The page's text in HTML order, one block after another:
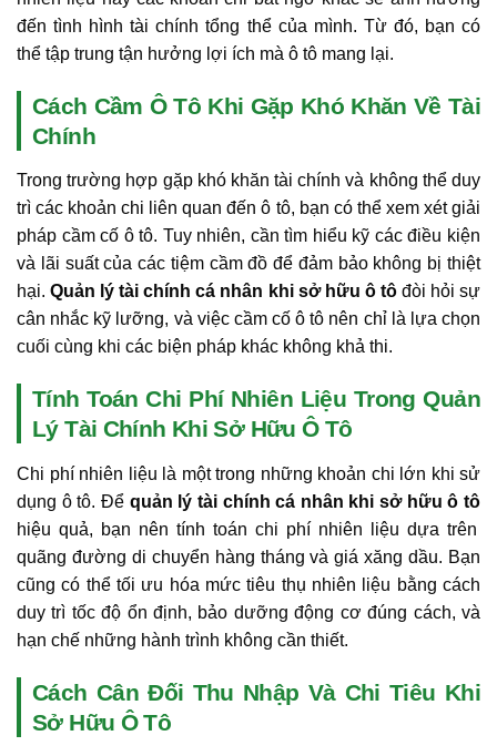
đến tình hình tài chính tổng thể của mình. Từ đó, bạn có
thể tập trung tận hưởng lợi ích mà ô tô mang lại.
Cách Cầm Ô Tô Khi Gặp Khó Khăn Về Tài
Chính
Trong trường hợp gặp khó khăn tài chính và không thể duy
trì các khoản chi liên quan đến ô tô, bạn có thể xem xét giải
pháp cầm cố ô tô. Tuy nhiên, cần tìm hiểu kỹ các điều kiện
và lãi suất của các tiệm cầm đồ để đảm bảo không bị thiệt
hại.Quản lý tài chính cá nhân khi sở hữu ô tôđòi hỏi sự
cân nhắc kỹ lưỡng, và việc cầm cố ô tô nên chỉ là lựa chọn
cuối cùng khi các biện pháp khác không khả thi.
Tính Toán Chi Phí Nhiên Liệu Trong Quản
Lý Tài Chính Khi Sở Hữu Ô Tô
Chi phí nhiên liệu là một trong những khoản chi lớn khi sử
dụng ô tô. Để quản lý tài chính cá nhân khi sở hữu ô tô
hiệu quả, bạn nên tính toán chi phí nhiên liệu dựa trên
quãng đường di chuyển hàng tháng và giá xăng dầu. Bạn
cũng có thể tối ưu hóa mức tiêu thụ nhiên liệu bằng cách
duy trì tốc độ ổn định, bảo dưỡng động cơ đúng cách, và
hạn chế những hành trình không cần thiết.
Cách Cân Đối Thu Nhập Và Chi Tiêu Khi
Sở Hữu Ô Tô